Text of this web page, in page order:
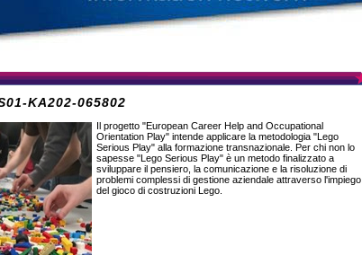
KA202-065802
Il progetto "European Career Help and Occupational
Orientation Play" intende applicare la metodologia "Lego
Serious Play" alla formazione transnazionale. Per chi non lo
sapesse "Lego Serious Play" è un metodo finalizzato a
sviluppare il pensiero, la comunicazione e la risoluzione di
problemi complessi di gestione aziendale attraverso l'impiego
del gioco di costruzioni Lego.